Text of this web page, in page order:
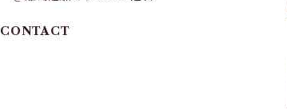
CONTACT